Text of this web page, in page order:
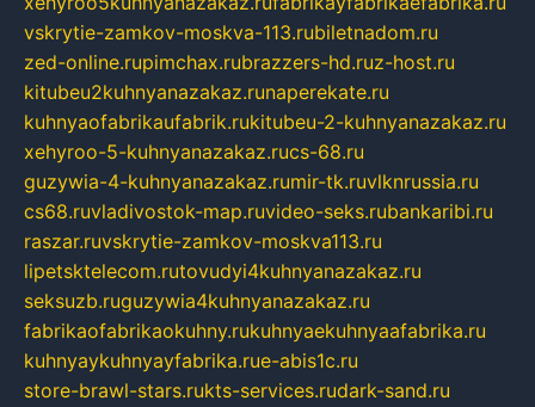
vskrytie-zamkov-moskva-113.rubiletnadom.ru
zed-online.rupimchax.rubrazzers-hd.ruz-host.ru
kitubeu2kuhnyanazakaz.runaperekate.ru
kuhnyaofabrikaufabrik.rukitubeu-2-kuhnyanazakaz.ru
xehyroo-5-kuhnyanazakaz.rucs-68.ru
guzywia-4-kuhnyanazakaz.rumir-tk.ruvlknrussia.ru
cs68.ruvladivostok-map.ruvideo-seks.rubankaribi.ru
raszar.ruvskrytie-zamkov-moskva113.ru
lipetsktelecom.rutovudyi4kuhnyanazakaz.ru
seksuzb.ruguzywia4kuhnyanazakaz.ru
fabrikaofabrikaokuhny.rukuhnyaekuhnyaafabrika.ru
kuhnyaykuhnyayfabrika.rue-abis1c.ru
store-brawl-stars.rukts-services.rudark-sand.ru